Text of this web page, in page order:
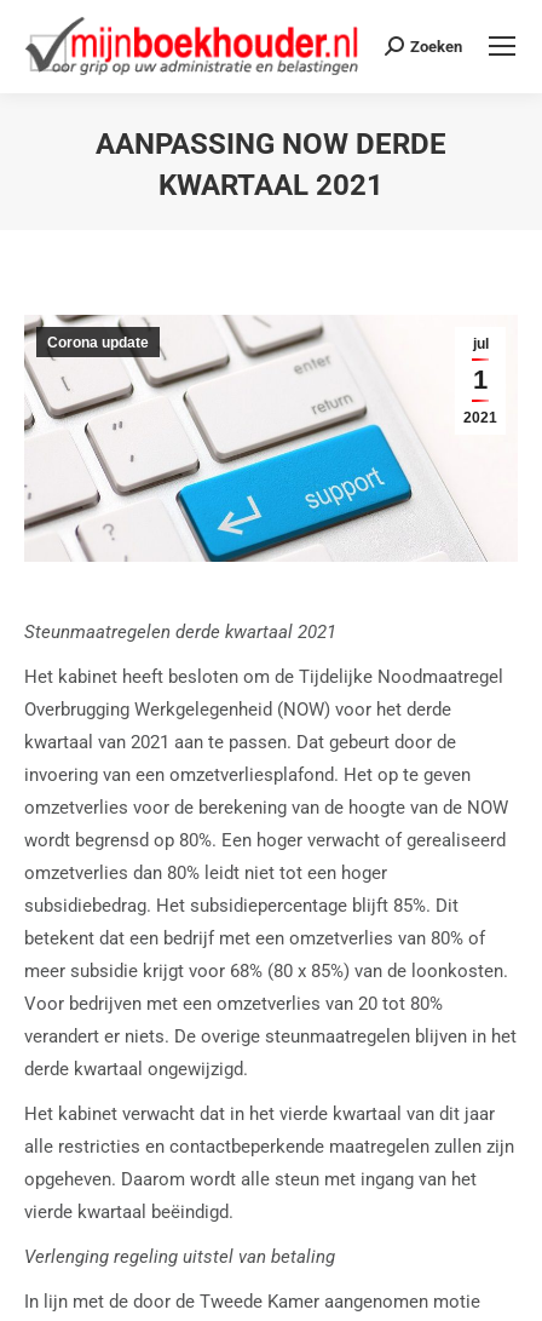
Zoeken
AANPASSING NOW DERDE
KWARTAAL 2021
jul
1
2021
Corona update
Steunmaatregelen derde kwartaal 2021
Het kabinet heeft besloten om de Tijdelijke Noodmaatregel
Overbrugging Werkgelegenheid (NOW) voor het derde
kwartaal van 2021 aan te passen. Dat gebeurt door de
invoering van een omzetverliesplafond. Het op te geven
omzetverlies voor de berekening van de hoogte van de NOW
wordt begrensd op 80%. Een hoger verwacht of gerealiseerd
omzetverlies dan 80% leidt niet tot een hoger
subsidiebedrag. Het subsidiepercentage blijft 85%. Dit
betekent dat een bedrijf met een omzetverlies van 80% of
meer subsidie krijgt voor 68% (80 x 85%) van de loonkosten.
Voor bedrijven met een omzetverlies van 20 tot 80%
verandert er niets. De overige steunmaatregelen blijven in het
derde kwartaal ongewijzigd.
Het kabinet verwacht dat in het vierde kwartaal van dit jaar
alle restricties en contactbeperkende maatregelen zullen zijn
opgeheven. Daarom wordt alle steun met ingang van het
vierde kwartaal beëindigd.
Verlenging regeling uitstel van betaling
In lijn met de door de Tweede Kamer aangenomen motie